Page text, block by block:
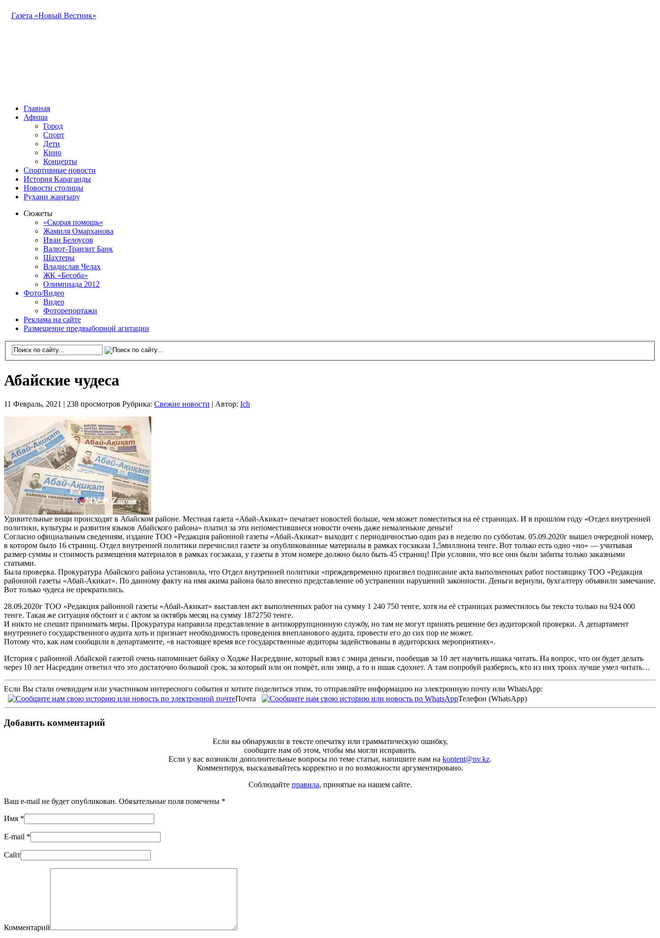
Газета «Новый Вестник»
Главная
Афиша
Город
Спорт
Дети
Кино
Концерты
Спортивные новости
История Караганды
Новости столицы
Рухани жаңғыру
Сюжеты
«Скорая помощь»
Жамиля Омарханова
Иван Белоусов
Валют-Транзит Банк
Шахтеры
Владислав Челах
ЖК «Бесоба»
Олимпиада 2012
Фото/Видео
Видео
Фоторепортажи
Реклама на сайте
Размещение предвыборной агитации
Абайские чудеса
11 Февраль, 2021 | 238 просмотров Рубрика: Свежие новости Автор: Ich
Удивительные вещи происходят в Абайском районе. Местная газета «Абай-Акикат» печатает новостей больше, чем может поместиться на её страницах. И в прошлом году «Отдел внутренней
политики, культуры и развития языков Абайского района» платил за эти непоместившиеся новости очень даже немаленькие деньги!
Согласно официальным сведениям, издание ТОО «Редакция районной газеты «Абай-Акикат» выходит с периодичностью один раз в неделю по субботам. 05.09.2020г вышел очередной номер,
в котором было 16 страниц. Отдел внутренней политики перечислил газете за опубликованные материалы в рамках госзаказа 1,5миллиона тенге. Вот только есть одно «но» — учитывая
размер суммы и стоимость размещения материалов в рамках госзаказа, у газеты в этом номере должно было быть 45 страниц! При условии, что все они были забиты только заказными
статьями.
Была проверка. Прокуратура Абайского района установила, что Отдел внутренней политики «преждевременно произвел подписание акта выполненных работ поставщику ТОО «Редакция
районной газеты «Абай-Акикат». По данному факту на имя акима района было внесено представление об устранении нарушений законности. Деньги вернули, бухгалтеру объявили замечание.
Вот только чудеса не прекратились.
28.09.2020г ТОО «Редакция районной газеты «Абай-Акикат» выставлен акт выполненных работ на сумму 1 240 750 тенге, хотя на её страницах разместилось бы текста только на 924 000
тенге. Такая же ситуация обстоит и с актом за октябрь месяц на сумму 1872750 тенге.
И никто не спешит принимать меры. Прокуратура направила представление в антикоррупционную службу, но там не могут принять решение без аудиторской проверки. А департамент
внутреннего государственного аудита хоть и признает необходимость проведения внепланового аудита, провести его до сих пор не может.
Потому что, как нам сообщили в департаменте, «в настоящее время все государственные аудиторы задействованы в аудиторских мероприятиях».
История с районной Абайской газетой очень напоминает байку о Ходже Насреддине, который взял с эмира деньги, пообещав за 10 лет научить ишака читать. На вопрос, что он будет делать
через 10 лет Насреддин ответил что это достаточно большой срок, за который или он помрёт, или эмир, а то и ишак сдохнет. А там попробуй разберись, кто из них троих лучше умел читать…
Если Вы стали очевидцем или участником интересного события и хотите поделиться этим, то отправляйте информацию на электронную почту или WhatsApp:
Почта
Телефон (WhatsApp)
Добавить комментарий
Если вы обнаружили в тексте опечатку или грамматическую ошибку,
сообщите нам об этом, чтобы мы могли исправить.
Если у вас возникли дополнительные вопросы по теме статьи, напишите нам на kontent@nv.kz.
Комментируя, высказывайтесь корректно и по возможности аргументировано.
Соблюдайте правила, принятые на нашем сайте.
Ваш e-mail не будет опубликован. Обязательные поля помечены *
Имя *
E-mail *
Сайт
Комментарий